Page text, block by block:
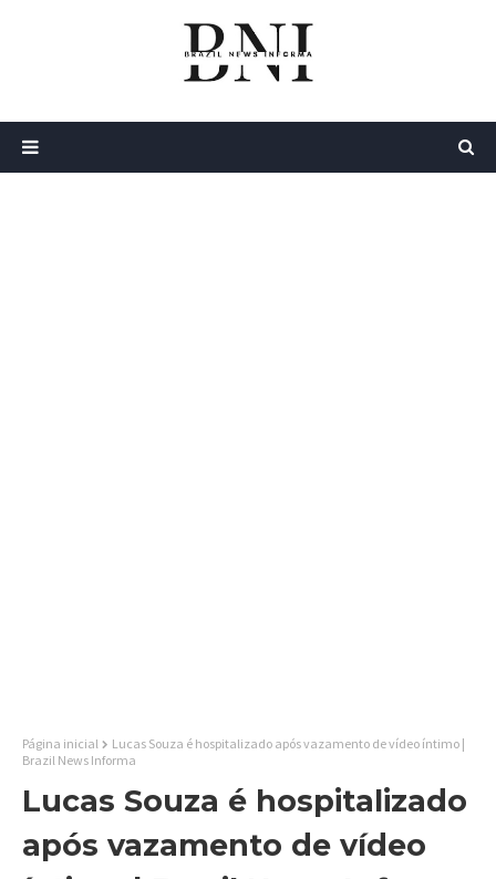
Página inicial
Lucas Souza é hospitalizado após vazamento de vídeo íntimo |
Brazil News Informa
Lucas Souza é hospitalizado
após vazamento de vídeo